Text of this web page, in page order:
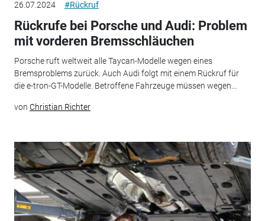
26.07.2024 #Rückruf
Rückrufe bei Porsche und Audi: Problem
mit vorderen Bremsschläuchen
Porsche ruft weltweit alle Taycan-Modelle wegen eines
Bremsproblems zurück. Auch Audi folgt mit einem Rückruf für
die e-tron-GT-Modelle. Betroffene Fahrzeuge müssen wegen...
von Christian Richter